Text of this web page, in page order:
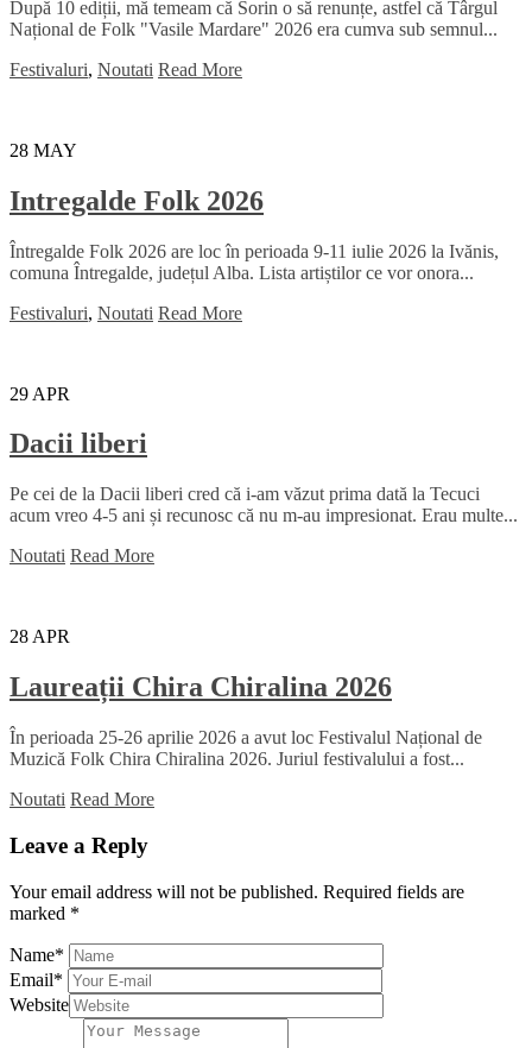
După 10 ediții, mă temeam că Sorin o să renunțe, astfel că Târgul
Național de Folk "Vasile Mardare" 2026 era cumva sub semnul...
Festivaluri, Noutati Read More
28 MAY
Intregalde Folk 2026
Întregalde Folk 2026 are loc în perioada 9-11 iulie 2026 la Ivănis,
comuna Întregalde, județul Alba. Lista artiștilor ce vor onora...
Festivaluri, Noutati Read More
29 APR
Dacii liberi
Pe cei de la Dacii liberi cred că i-am văzut prima dată la Tecuci
acum vreo 4-5 ani și recunosc că nu m-au impresionat. Erau multe...
Noutati Read More
28 APR
Laureații Chira Chiralina 2026
În perioada 25-26 aprilie 2026 a avut loc Festivalul Național de
Muzică Folk Chira Chiralina 2026. Juriul festivalului a fost...
Noutati Read More
Leave a Reply
Your email address will not be published. Required fields are
marked *
Name*
Email*
Website